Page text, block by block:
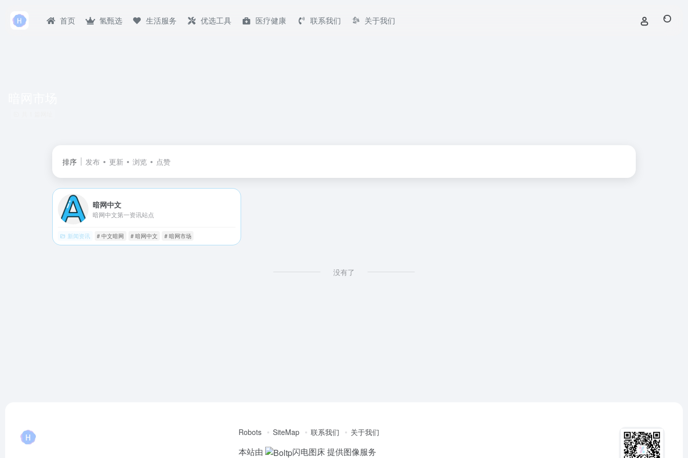
首页 氢甄选 生活服务 优选工具 医疗健康 联系我们 关于我们
排序 发布 更新 浏览 点赞
暗网中文
暗网中文第一资讯站点
新闻资讯 # 中文暗网 # 暗网中文 # 暗网市场
没有了
Robots SiteMap 联系我们 关于我们
本站由 闪电图床提供图像服务